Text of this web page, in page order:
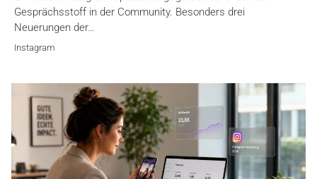
Gesprächsstoff in der Community. Besonders drei
Neuerungen der…
Instagram